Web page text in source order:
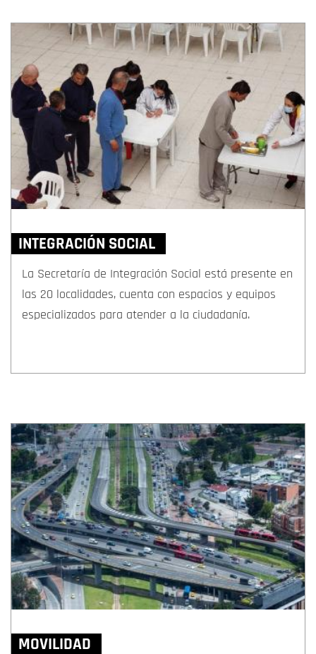
INTEGRACIÓN SOCIAL
La Secretaría de Integración Social está presente en
las 20 localidades, cuenta con espacios y equipos
especializados para atender a la ciudadanía.
MOVILIDAD